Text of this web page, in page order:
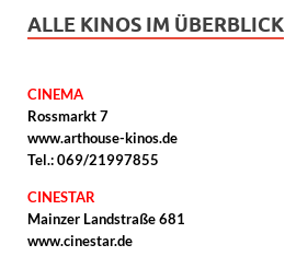
ALLE KINOS IM ÜBERBLICK
CINEMA
Rossmarkt 7
www.arthouse-kinos.de
Tel.: 069/21997855
CINESTAR
Mainzer Landstraße 681
www.cinestar.de